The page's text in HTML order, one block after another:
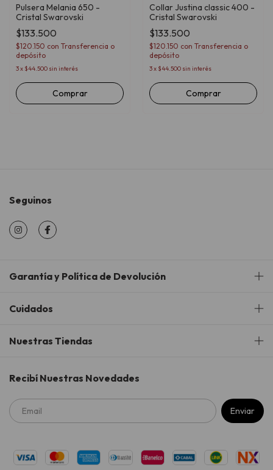
Pulsera Melania 650 -
Cristal Swarovski
$133.500
$120.150 con Transferencia o
depósito
3x $44.500 sin interés
Comprar
Collar Justina classic 400 -
Cristal Swarovski
$133.500
$120.150 con Transferencia o
depósito
3x $44.500 sin interés
Comprar
Seguinos
Garantía y Política de Devolución
Cuidados
Nuestras Tiendas
Recibí Nuestras Novedades